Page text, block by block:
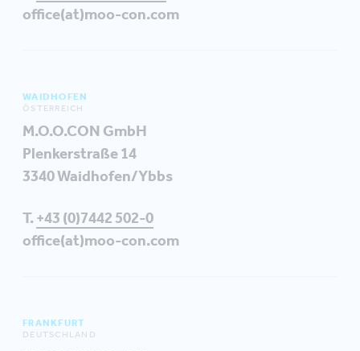
office(at)moo-con.com
WAIDHOFEN
ÖSTERREICH
M.O.O.CON GmbH
Plenkerstraße 14
3340 Waidhofen/Ybbs
T. +43 (0)7442 502-0
office(at)moo-con.com
FRANKFURT
DEUTSCHLAND